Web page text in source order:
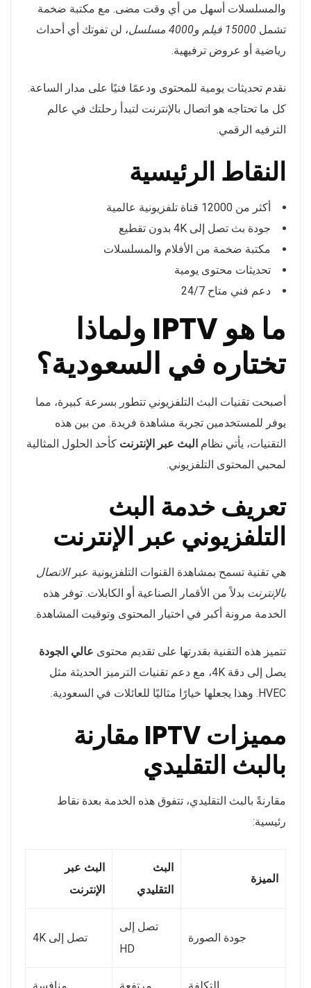
والمسلسلات أسهل من أي وقت مضى. مع مكتبة ضخمة
تشمل 15000 فيلم و4000 مسلسل
، لن تفوتك أي أحداث
رياضية أو عروض ترفيهية.
نقدم تحديثات يومية للمحتوى ودعمًا فنيًا على مدار الساعة.
كل ما تحتاجه هو اتصال بالإنترنت لتبدأ رحلتك في عالم
الترفيه الرقمي.
النقاط الرئيسية
أكثر من 12000 قناة تلفزيونية عالمية
جودة بث تصل إلى 4K بدون تقطيع
مكتبة ضخمة من الأفلام والمسلسلات
تحديثات محتوى يومية
دعم فني متاح 24/7
ما هو IPTV ولماذا
تختاره في السعودية؟
أصبحت تقنيات البث التلفزيوني تتطور بسرعة كبيرة، مما
يوفر للمستخدمين تجربة مشاهدة فريدة. من بين هذه
التقنيات، يأتي نظام البث عبر الإنترنت كأحد الحلول المثالية
لمحبي المحتوى التلفزيوني.
تعريف خدمة البث
التلفزيوني عبر الإنترنت
هي تقنية تسمح بمشاهدة القنوات التلفزيونية عبرالاتصال
بالإنترنت بدلاً من الأقمار الصناعية أو الكابلات. توفر هذه
الخدمة مرونة أكبر في اختيار المحتوى وتوقيت المشاهدة.
تتميز هذه التقنية بقدرتها على تقديم محتوى عالي الجودة
يصل إلى دقة 4K، مع دعم تقنيات الترميز الحديثة مثل
HVEC. وهذا يجعلها خيارًا مثاليًا للعائلات في السعودية.
مميزات IPTV مقارنة
بالبث التقليدي
مقارنةً بالبث التقليدي، تتفوق هذه الخدمة بعدة نقاط
رئيسية:
الميزة
البث
التقليدي
البث عبر
الإنترنت
جودة الصورة
تصل إلى
HD
تصل إلى 4K
التكلفة مرتفعة منافسة